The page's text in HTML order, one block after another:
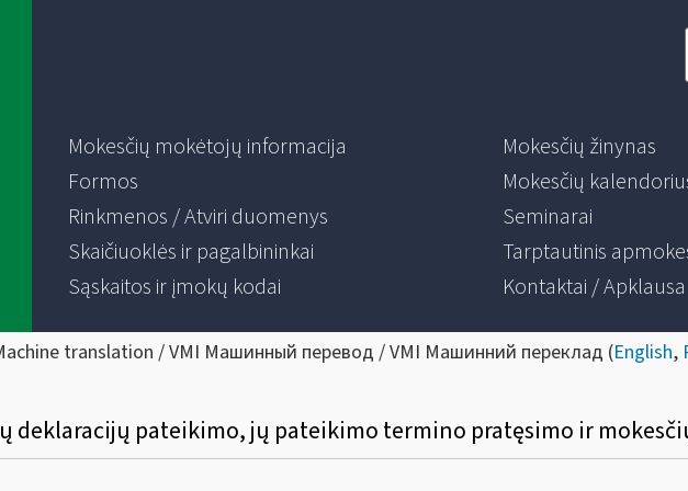
Mokesčių mokėtojų informacija
Formos
Rinkmenos / Atviri duomenys
Skaičiuoklės ir pagalbininkai
Sąskaitos ir įmokų kodai
Mokesčių žinynas
Mokesčių
Seminarai
Tarptautinis
Kontaktai / Apklausa
translation / VMI Машинный перевод / VMI Машинний переклад (English,